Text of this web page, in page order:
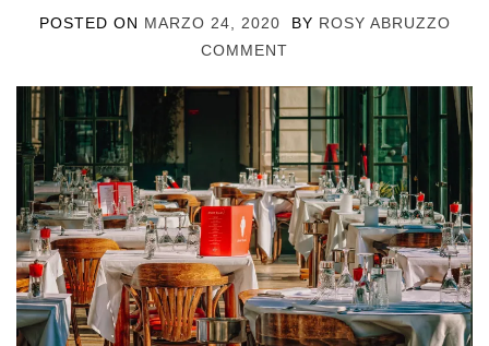
POSTED ON MARZO 24, 2020 BY ROSY ABRUZZO
COMMENT